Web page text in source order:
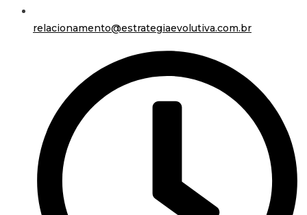
relacionamento@estrategiaevolutiva.com.br